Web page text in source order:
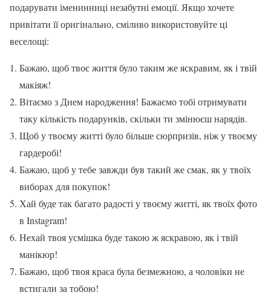
подарувати іменинниці незабутні емоції. Якщо хочете
привітати її оригінально, сміливо використовуйте ці
веселощі:
Бажаю, щоб твоє життя було таким же яскравим, як і твій
макіяж!
Вітаємо з Днем народження! Бажаємо тобі отримувати
таку кількість подарунків, скільки ти змінюєш нарядів.
Щоб у твоєму житті було більше сюрпризів, ніж у твоєму
гардеробі!
Бажаю, щоб у тебе завжди був такий же смак, як у твоїх
виборах для покупок!
Хай буде так багато радості у твоєму житті, як твоїх фото
в Instagram!
Нехай твоя усмішка буде такою ж яскравою, як і твій
манікюр!
Бажаю, щоб твоя краса була безмежною, а чоловіки не
встигали за тобою!